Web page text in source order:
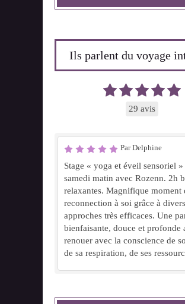
Ils parlent du voyage
29 avis
Par Delphine
Stage « yoga et éveil sensoriel »
samedi matin avec Rozenn. 2h
relaxantes. Magnifique moment
reconnection à soi grâce à
approches très efficaces. Une
bienfaisante, douce et profonde
renouer avec la conscience de
de sa respiration, de ses